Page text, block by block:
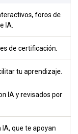
foros de
IA.
de certificación.
tu aprendizaje.
IA y revisados por
que te apoyan